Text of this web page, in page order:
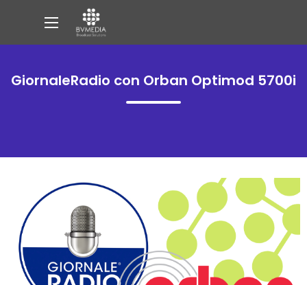
GiornaleRadio con Orban Optimod 5700i